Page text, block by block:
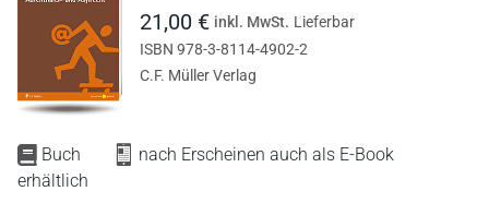
Buch
nach Erscheinen auch als E-Book
erhältlich
21,00 € inkl. MwSt. Lieferbar
ISBN 978-3-8114-4902-2
C.F. Müller Verlag